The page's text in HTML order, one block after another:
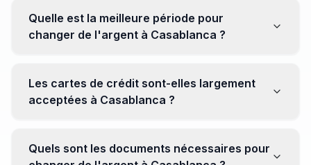
établissements réputés pour éviter les surprises.
Quelle est la meilleure période pour
changer de l'argent à Casablanca ?
soyez attentif aux fluctuations pour maximiser la valeur
de vos devises.
Les cartes de crédit sont-elles largement
acceptées à Casablanca ?
Cependant, avoir un peu de monnaie locale peut être
Quels sont les documents nécessaires pour